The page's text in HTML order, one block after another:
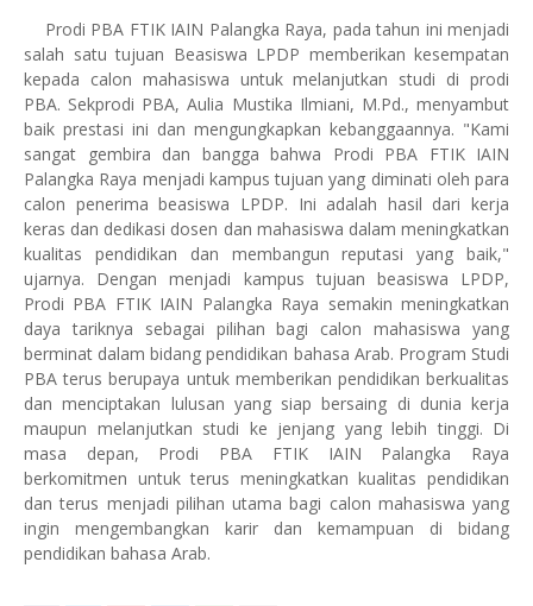
Prodi PBA FTIK IAIN Palangka Raya, pada tahun ini menjadi
salah satu tujuan Beasiswa LPDP memberikan kesempatan
kepada calon mahasiswa untuk melanjutkan studi di prodi
PBA. Sekprodi PBA, Aulia Mustika Ilmiani, M.Pd., menyambut
baik prestasi ini dan mengungkapkan kebanggaannya. "Kami
sangat gembira dan bangga bahwa Prodi PBA FTIK IAIN
Palangka Raya menjadi kampus tujuan yang diminati oleh para
calon penerima beasiswa LPDP. Ini adalah hasil dari kerja
keras dan dedikasi dosen dan mahasiswa dalam meningkatkan
kualitas pendidikan dan membangun reputasi yang baik,"
ujarnya. Dengan menjadi kampus tujuan beasiswa LPDP,
Prodi PBA FTIK IAIN Palangka Raya semakin meningkatkan
daya tariknya sebagai pilihan bagi calon mahasiswa yang
berminat dalam bidang pendidikan bahasa Arab. Program Studi
PBA terus berupaya untuk memberikan pendidikan berkualitas
dan menciptakan lulusan yang siap bersaing di dunia kerja
maupun melanjutkan studi ke jenjang yang lebih tinggi. Di
masa depan, Prodi PBA FTIK IAIN Palangka Raya
berkomitmen untuk terus meningkatkan kualitas pendidikan
dan terus menjadi pilihan utama bagi calon mahasiswa yang
ingin mengembangkan karir dan kemampuan di bidang
pendidikan bahasa Arab.